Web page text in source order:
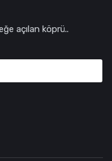
açılan köprü..